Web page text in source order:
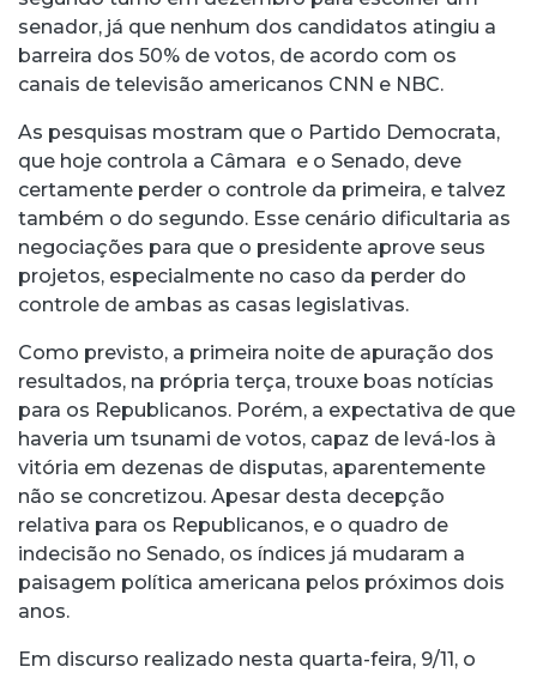
senador, já que nenhum dos candidatos atingiu a
barreira dos 50% de votos, de acordo com os
canais de televisão americanos CNN e NBC.
As pesquisas mostram que o Partido Democrata,
que hoje controla a Câmara e o Senado, deve
certamente perder o controle da primeira, e talvez
também o do segundo. Esse cenário dificultaria as
negociações para que o presidente aprove seus
projetos, especialmente no caso da perder do
controle de ambas as casas legislativas.
Como previsto, a primeira noite de apuração dos
resultados, na própria terça, trouxe boas notícias
para os Republicanos. Porém, a expectativa de que
haveria um tsunami de votos, capaz de levá-los à
vitória em dezenas de disputas, aparentemente
não se concretizou. Apesar desta decepção
relativa para os Republicanos, e o quadro de
indecisão no Senado, os índices já mudaram a
paisagem política americana pelos próximos dois
anos.
Em discurso realizado nesta quarta-feira, 9/11, o